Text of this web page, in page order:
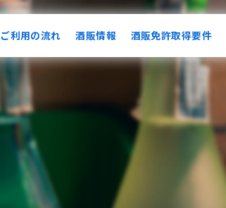
ご利用の流れ 酒販情報 酒販免許取得要件